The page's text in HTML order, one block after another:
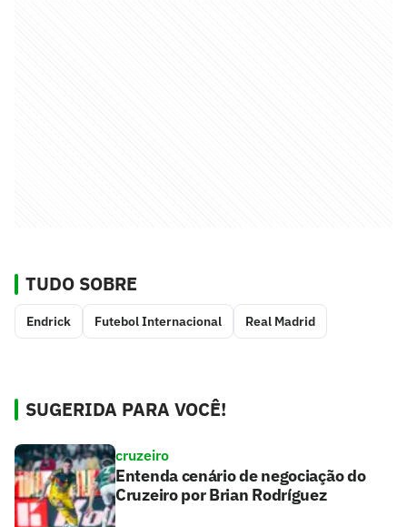
TUDO SOBRE
Endrick Futebol Internacional Real Madrid
SUGERIDA PARA VOCÊ!
cruzeiro
Entenda cenário de negociação do
Cruzeiro por Brian Rodríguez